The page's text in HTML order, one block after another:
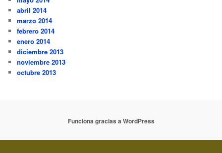
abril 2014
marzo 2014
febrero 2014
enero 2014
diciembre 2013
noviembre 2013
octubre 2013
Funciona gracias a WordPress